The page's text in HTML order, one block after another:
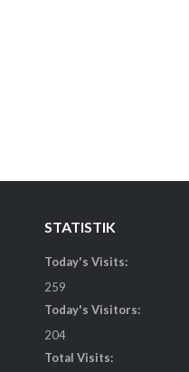
STATISTIK
Today's Visits:
259
Today's Visitors:
204
Total Visits: